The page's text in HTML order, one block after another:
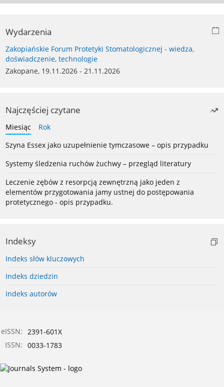
Wydarzenia
Zakopiańskie Forum Protetyki Stomatologicznej - wiedza,
doświadczenie, technologie
Zakopane, 19.11.2026 - 21.11.2026
Najczęściej czytane
Miesiąc
Rok
Szyna Essex jako uzupełnienie tymczasowe – opis przypadku
Systemy śledzenia ruchów żuchwy – przegląd literatury
Leczenie zębów z resorpcją zewnętrzną jako jeden z
elementów przygotowania jamy ustnej do postępowania
protetycznego - opis przypadku.
Indeksy
Indeks słów kluczowych
Indeks dziedzin
Indeks autorów
eISSN: 2391-601X
ISSN: 0033-1783